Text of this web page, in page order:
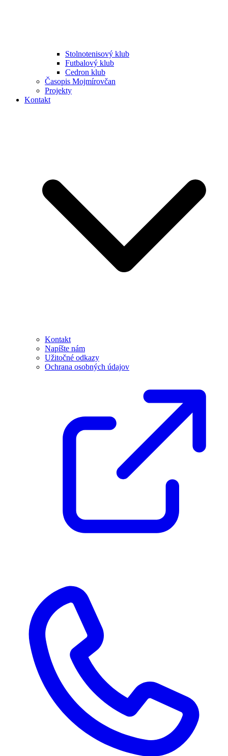
Stolnotenisový klub
Futbalový klub
Cedron klub
Časopis Mojmírovčan
Projekty
Kontakt
Kontakt
Napíšte nám
Užitočné odkazy
Ochrana osobných údajov